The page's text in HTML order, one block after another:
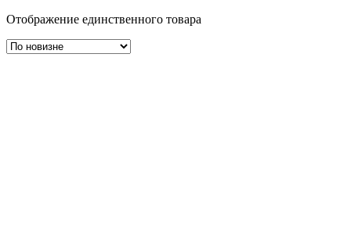
Отображение единственного товара